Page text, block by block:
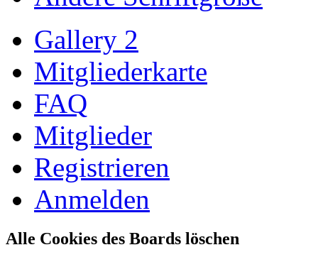
Gallery 2
Mitgliederkarte
FAQ
Mitglieder
Registrieren
Anmelden
Alle Cookies des Boards löschen